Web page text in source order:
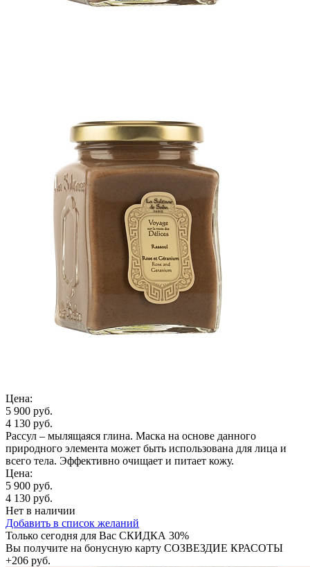
Цена:
5 900 руб.
4 130 руб.
Рассул – мылящаяся глина. Маска на основе данного
природного элемента может быть использована для лица и
всего тела. Эффективно очищает и питает кожу.
Цена:
5 900 руб.
4 130 руб.
Нет в наличии
Добавить в список желаний
Только сегодня для Вас СКИДКА 30%
Вы получите на бонусную карту СОЗВЕЗДИЕ КРАСОТЫ
+206 руб.